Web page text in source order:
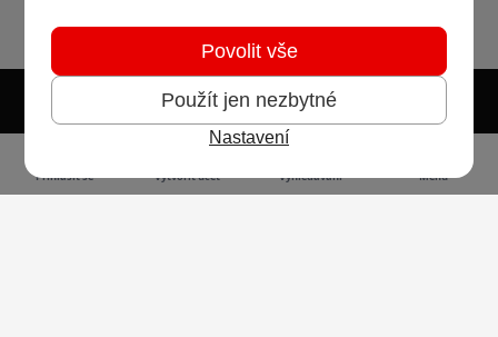
Světlý režim Předvolba systému
Přihlásit se Vytvořit účet Vyhledávání Menu
Použít jen nezbytné
Povolit vše
Nastavení